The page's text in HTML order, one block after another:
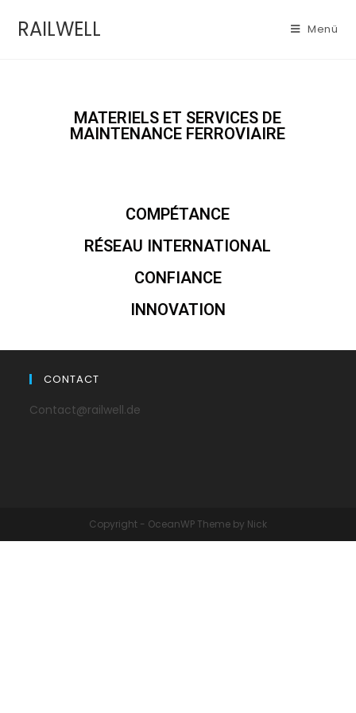
RAILWELL Menü
MATERIELS ET SERVICES DE
MAINTENANCE FERROVIAIRE
COMPÉTANCE
RÉSEAU INTERNATIONAL
CONFIANCE
INNOVATION
CONTACT
Contact@railwell.de
Copyright - OceanWP Theme by Nick